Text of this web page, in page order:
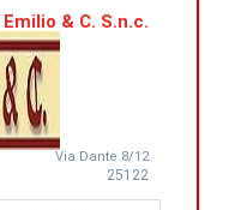
& C. S.n.c.
Via Dante 8/12
25122